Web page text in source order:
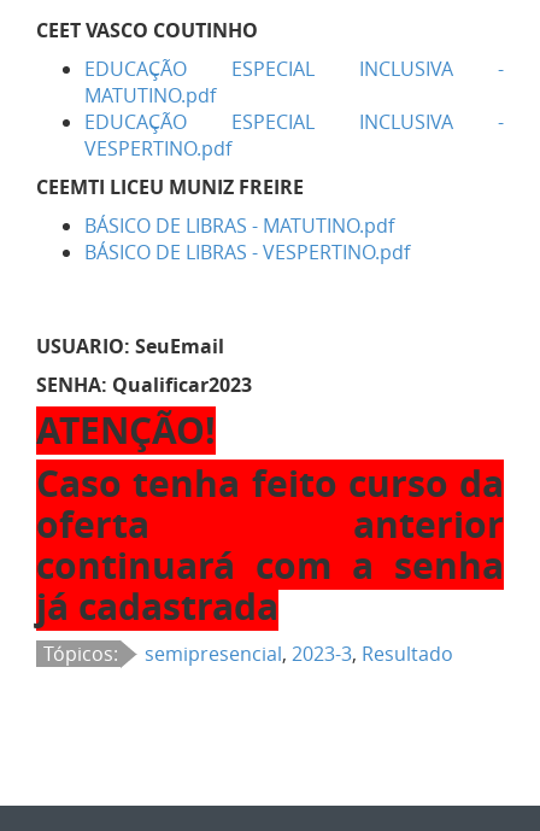
CEET VASCO COUTINHO
EDUCAÇÃO ESPECIAL INCLUSIVA -
MATUTINO.pdf
EDUCAÇÃO ESPECIAL INCLUSIVA -
VESPERTINO.pdf
CEEMTI LICEU MUNIZ FREIRE
BÁSICO DE LIBRAS - MATUTINO.pdf
BÁSICO DE LIBRAS - VESPERTINO.pdf
USUARIO: SeuEmail
SENHA: Qualificar2023
ATENÇÃO!
Caso tenha feito curso da
oferta anterior
continuará com a senha
já cadastrada
Tópicos: semipresencial, 2023-3, Resultado